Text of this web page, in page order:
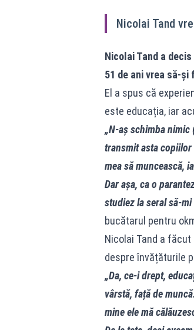
Nicolai Tand
Nicolai Tand a
51 de ani vrea să-
El a spus că
este educația, iar
„N-aș schimba
transmit asta copiilor
mea să muncească,
Dar așa, ca o
studiez la seral să-
bucătarul pentru
Nicolai Tand a
despre învățăturile
„Da, ce-i drept,
vârstă, față de
mine ele mă